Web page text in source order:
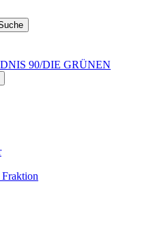
90/DIE GRÜNEN
Fraktion